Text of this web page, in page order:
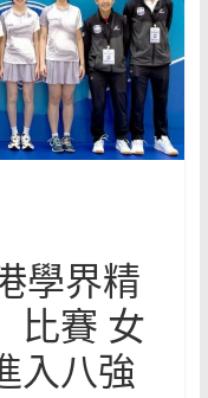
學界精
比賽 女
入八強